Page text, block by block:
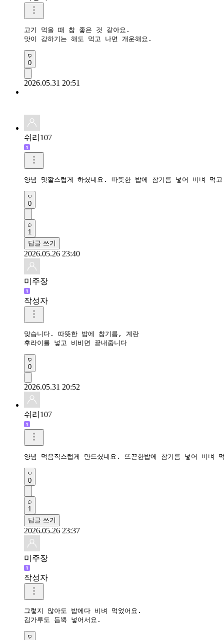
고기 먹을 때 참 좋은 것 같아요.
맛이 강하기는 해도 먹고 나면 개운해요.
0
2026.05.31 20:51
쉬리107
양념 맛깔스럽게 하셨네요. 따뜻한 밥에 참기름 넣어 비벼 먹
0
1
답글 쓰기
2026.05.26 23:40
미주장
작성자
맞습니다. 따뜻한 밥에 참기름, 계란
후라이를 넣고 비비면 끝내줍니다
0
2026.05.31 20:52
쉬리107
양념 먹음직스럽게 만드셨네요. 뜨끈한밥에 참기름 넣어 비벼
0
1
답글 쓰기
2026.05.26 23:37
미주장
작성자
그렇지 않아도 밥에다 비벼 먹었어요.
김가루도 듬뿍 넣어서요.